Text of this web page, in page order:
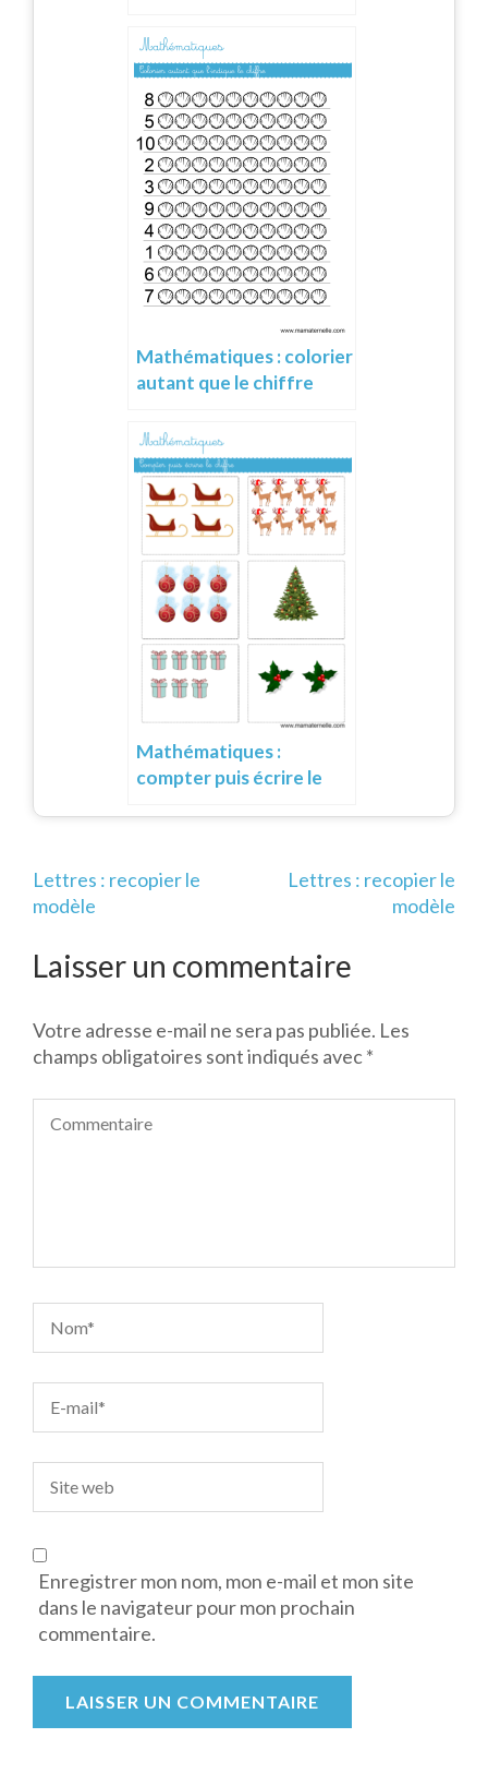
Mathématiques : colorier
autant que le chiffre
Mathématiques :
compter puis écrire le
Navigation
de
Lettres : recopier le
modèle
Lettres : recopier le
modèle
Laisser un commentaire
Votre adresse e-mail ne sera pas publiée. Les
champs obligatoires sont indiqués avec*
Enregistrer mon nom, mon e-mail et mon site
dans le navigateur pour mon prochain
commentaire.